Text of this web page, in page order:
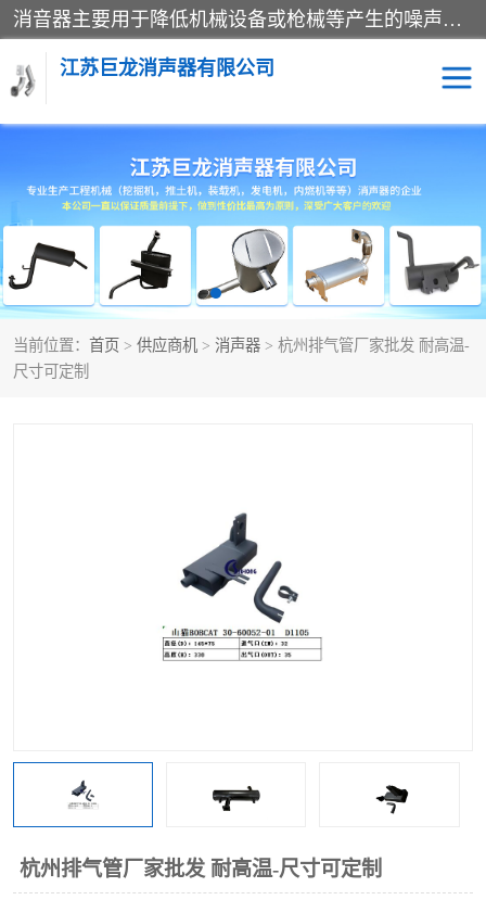
消音器主要用于降低机械设备或枪械等产生的噪声。它通过阻尼或增加排气面积来降低排气速度和功率，从而降低噪声。常见的消音器类型包括阻性消声器、抗性消声器、共振消声器以及阻抗复合式消声器等。这些消音器各有特点，适用于不同频率的噪声消除。
江苏巨龙消声器有限公司
当前位置： 首页 > 供应商机 > 消声器 > 杭州排气管厂家批发 耐高温-
尺寸可定制
杭州排气管厂家批发 耐高温-尺寸可定制
消声器